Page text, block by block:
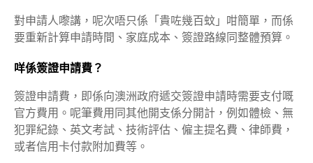
對申請人嚟講，呢次唔只係「貴咗幾百蚊」咁簡單，而係
要重新計算申請時間、家庭成本、簽證路線同整體預算。
咩係簽證申請費？
簽證申請費，即係向澳洲政府遞交簽證申請時需要支付嘅
官方費用。呢筆費用同其他開支係分開計，例如體檢、無
犯罪紀錄、英文考試、技術評估、僱主提名費、律師費，
或者信用卡付款附加費等。